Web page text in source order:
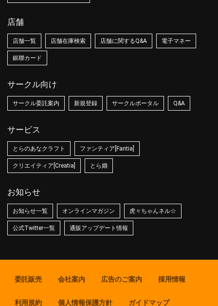
店舗
店舗一覧 店舗在庫検索 店舗に関するQ&A 電子マネー
銀聯カード
サークル向け
サークル委託案内 新規登録 サークルポータル Q&A
サービス
とらのあなクラフト ファンティア[Fantia]
クリエイティア[Creatia] とら婚
お知らせ
お知らせ一覧 オンラインマガジン 虎々ちゃんネル☆
公式Twitter一覧 通販アップデート情報
委託販売 会社案内 広告のご案内 採用情報
利用規約 個人情報保護方針 ガイドマップ